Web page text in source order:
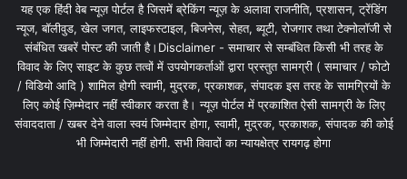
यह एक हिंदी वेब न्यूज़ पोर्टल है जिसमें ब्रेकिंग न्यूज़ के अलावा राजनीति, प्रशासन, ट्रेंडिंग
न्यूज, बॉलीवुड, खेल जगत, लाइफस्टाइल, बिजनेस, सेहत, ब्यूटी, रोजगार तथा टेक्नोलॉजी से
संबंधित खबरें पोस्ट की जाती है।Disclaimer - समाचार से सम्बंधित किसी भी तरह के
विवाद के लिए साइट के कुछ तत्वों में उपयोगकर्ताओं द्वारा प्रस्तुत सामग्री ( समाचार / फोटो
/ विडियो आदि ) शामिल होगी स्वामी, मुद्रक, प्रकाशक, संपादक इस तरह के सामग्रियों के
लिए कोई ज़िम्मेदार नहीं स्वीकार करता है। न्यूज़ पोर्टल में प्रकाशित ऐसी सामग्री के लिए
संवाददाता / खबर देने वाला स्वयं जिम्मेदार होगा, स्वामी, मुद्रक, प्रकाशक, संपादक की कोई
भी जिम्मेदारी नहीं होगी. सभी विवादों का न्यायक्षेत्र रायगढ़ होगा